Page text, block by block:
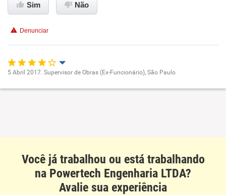
Conciliação com a vida familiar
Recomenda esta empresa
Recomenda a diretoria
Sim Não
Denunciar
Benefícios
Recomenda esta empresa
5 Abril 2017. Supervisor de Obras (Ex-Funcionário), São Paulo
Você já trabalhou ou está trabalhando
na Powertech Engenharia LTDA?
Avalie sua experiência